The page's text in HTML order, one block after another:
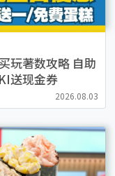
玩著数攻略 自助
送现金券
2026.08.03